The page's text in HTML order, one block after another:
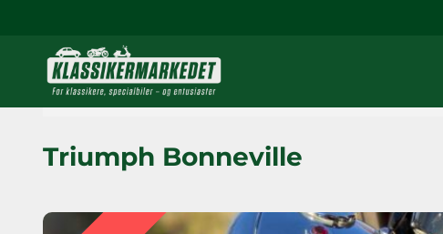
Triumph Bonneville